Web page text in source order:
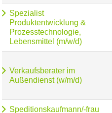
Spezialist
Produktentwicklung &
Prozesstechnologie,
Lebensmittel (m/w/d)
Verkaufsberater im
Außendienst (w/m/d)
Speditionskaufmann/-frau